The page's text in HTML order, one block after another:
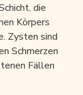
die
Körpers
Zysten sind
Schmerzen
Fällen